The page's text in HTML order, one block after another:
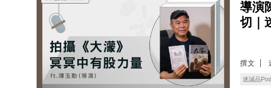
導演
切｜
撰文
迷誠品